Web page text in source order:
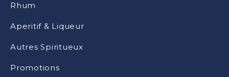
Rhum
Aperitif & Liqueur
Autres Spiritueux
Promotions